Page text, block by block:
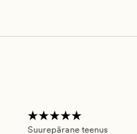
Suurepärane teenus